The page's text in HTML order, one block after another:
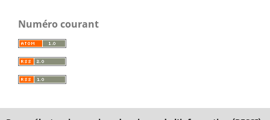
Numéro courant